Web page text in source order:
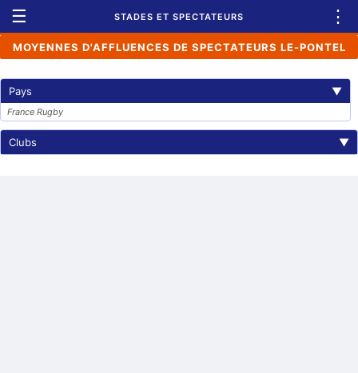
☰ STADES ET SPECTATEURS ⋮
MOYENNES D'AFFLUENCES DE SPECTATEURS LE-PONTEL
Pays ▼
France Rugby
Clubs ▼